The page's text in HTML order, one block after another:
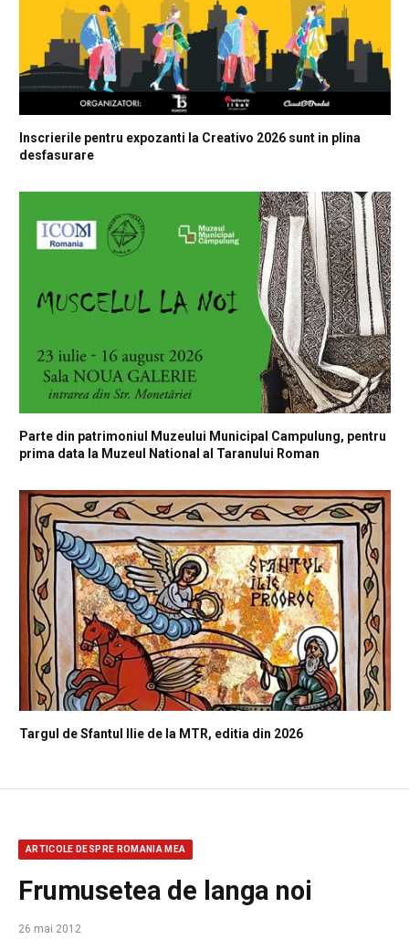
Inscrierile pentru expozanti la Creativo 2026 sunt in plina
desfasurare
Parte din patrimoniul Muzeului Municipal Campulung, pentru
prima data la Muzeul National al Taranului Roman
Targul de Sfantul Ilie de la MTR, editia din 2026
ARTICOLE DESPRE ROMANIA MEA
Frumusetea de langa noi
26 mai 2012